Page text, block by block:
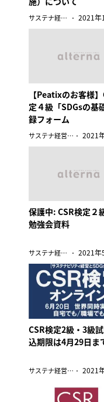
サステナ経営検定 2021年
【Peatixのお客様
定４級「SDGsの基
録フォーム
サステナ経営検定 2021
保護中: CSR検定２
勉強会資料
サステナ経営検定 2021年
CSR検定2級・3級
込期限は4月29日ま
サステナ経営検定 2021